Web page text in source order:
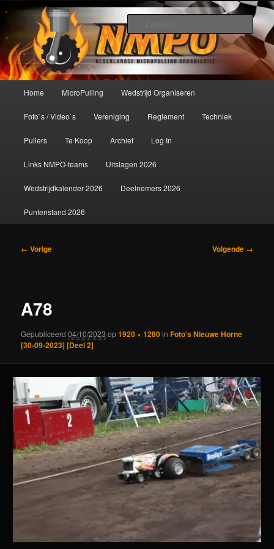
primaire
inhoudNederlandse MicroPulling
Organisatie
De meest krachtige modelbouwsport ter wereld!
Home MicroPulling Wedstrijd Organiseren
Foto`s / Video`s Vereniging Reglement Techniek
Pullers Te Koop Archief Log In
Links NMPO-teams Uitslagen 2026
Wedstrijdkalender 2026 Deelnemers 2026
Puntenstand 2026
Afbeeldingsnavigatie
← Vorige Volgende →
A78
Gepubliceerd04/10/2023 op1920 × 1280inFoto’s Nieuwe Horne
[30-09-2023] [Deel 2]